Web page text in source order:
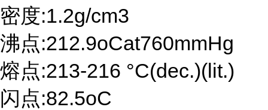
密度:1.2g/cm3
沸点:212.9oCat760mmHg
熔点:213-216 °C(dec.)(lit.)
闪点:82.5oC